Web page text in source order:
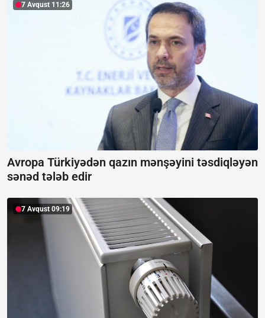
7 Avqust 11:26
Avropa Türkiyədən qazın mənşəyini təsdiqləyən
sənəd tələb edir
7 Avqust 09:19